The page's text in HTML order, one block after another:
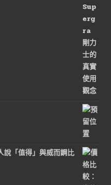
說「值得」與威而鋼比